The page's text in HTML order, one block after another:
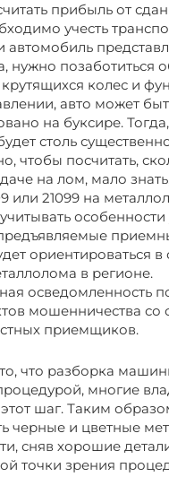
прибыль от
учесть
автомобиль
нужно позаботиться
колес и
авто может
на буксире.
столь
чтобы посчитать,
на лом, мало
или 21099 на
особенности
ориентироваться в
в регионе.
осведомленность
мошенничества со
приемщиков.
что разборка
многие
шаг. Таким
черные и цветные
сняв хорошие
точки зрения